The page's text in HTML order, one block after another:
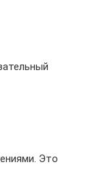
Это